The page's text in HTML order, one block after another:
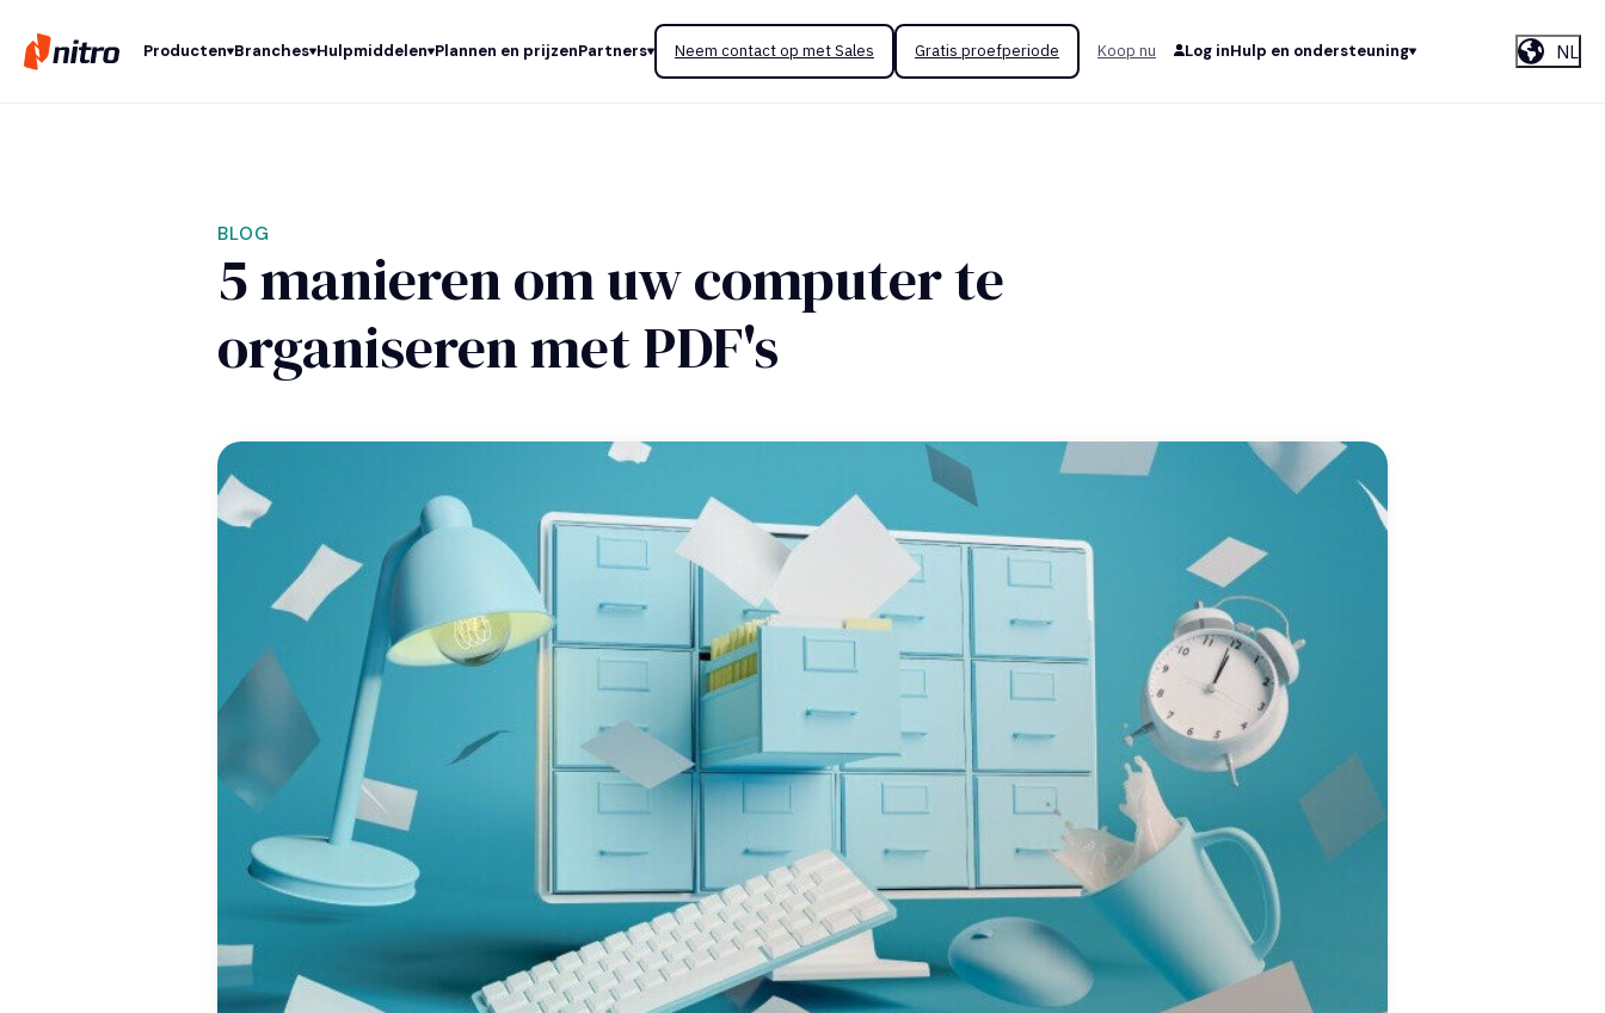
Producten Branches Hulpmiddelen Plannen en prijzenPartners Neem contact op met Sales Gratis proefperiode Koop nu Log inHulp en ondersteuning NL
BLOG
5 manieren om uw computer te
organiseren met PDF's